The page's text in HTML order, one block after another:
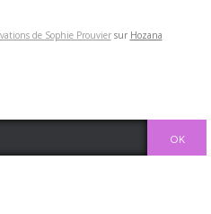
de Sophie Prouviersur Hozana